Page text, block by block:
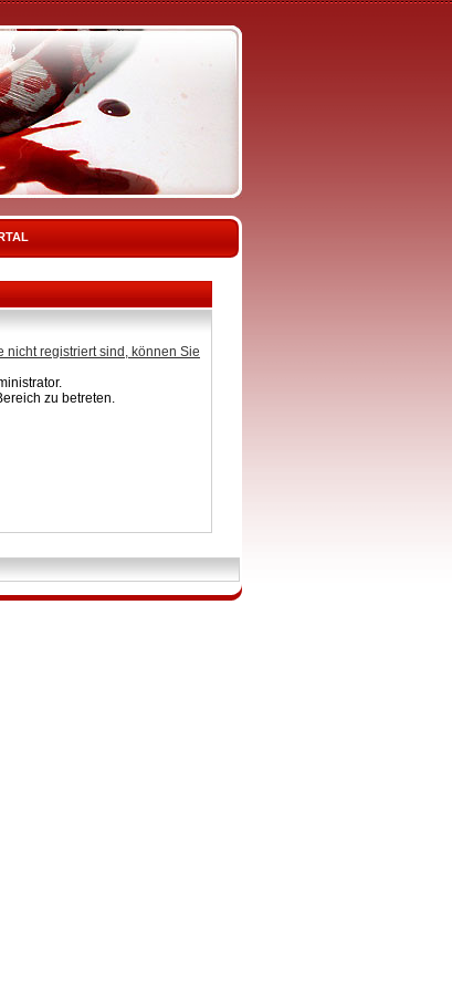
nicht registriert sind, können Sie
zu betreten.